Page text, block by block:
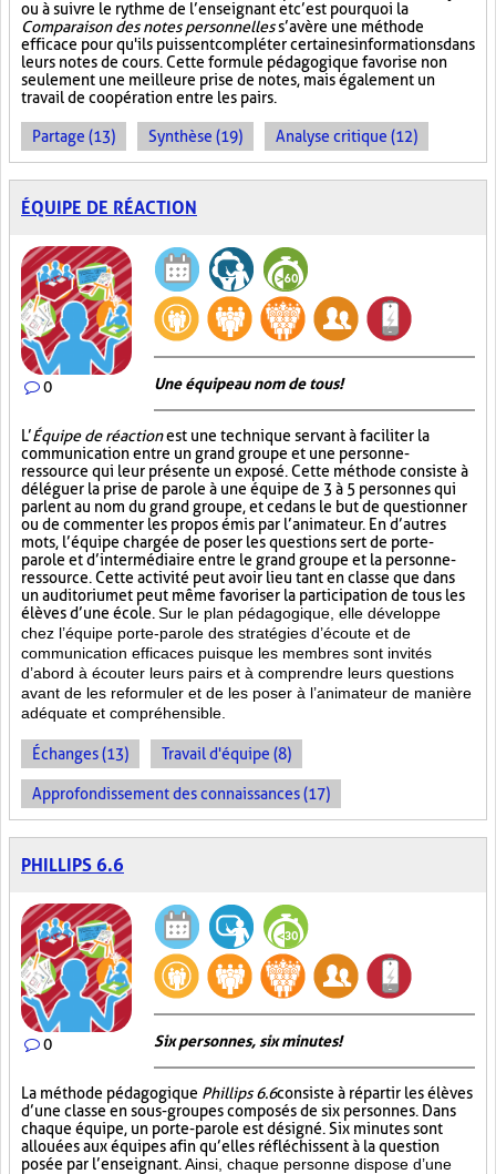
ou à suivre le rythme de l’enseignant et c’est pourquoi la
Comparaison des notes personnelless’avère une méthode
efficace pour qu'ils puissent compléter certaines informations dans
leurs notes de cours. Cette formule pédagogique favorise non
seulement une meilleure prise de notes, mais également un
travail de coopération entre les pairs.
Partage (13) Synthèse (19) Analyse critique (12)
ÉQUIPE DE RÉACTION
0 Une équipe au nom de tous!
L’Équipe de réactionest une technique servant à faciliter la
communication entre un grand groupe et une personne-
ressource qui leur présente un exposé. Cette méthode consiste à
déléguer la prise de parole à une équipe de 3 à 5 personnes qui
parlent au nom du grand groupe, et ce dans le but de questionner
ou de commenter les propos émis par l’animateur. En d’autres
mots, l’équipe chargée de poser les questions sert de porte-
parole et d’intermédiaire entre le grand groupe et la personne-
ressource. Cette activité peut avoir lieu tant en classe que dans
un auditorium et peut même favoriser la participation de tous les
élèves d’une école. Sur le plan pédagogique, elle développe
chez l’équipe porte-parole des stratégies d’écoute et de
communication efficaces puisque les membres sont invités
d’abord à écouter leurs pairs et à comprendre leurs questions
avant de les reformuler et de les poser à l’animateur de manière
adéquate et compréhensible.
Échanges (13) Travail d'équipe (8)
Approfondissement des connaissances (17)
PHILLIPS 6.6
0 Six personnes, six minutes!
La méthode pédagogique Phillips 6.6consiste à répartir les élèves
d’une classe en sous-groupes composés de six personnes. Dans
chaque équipe, un porte-parole est désigné. Six minutes sont
allouées aux équipes afin qu’elles réfléchissent à la question
posée par l’enseignant. Ainsi, chaque personne dispose d’une